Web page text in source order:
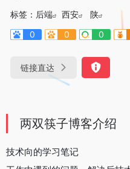
标签： 后端 西安
陕
0
0 0
链接直达
两双筷子博客介绍
技术向的学习笔记